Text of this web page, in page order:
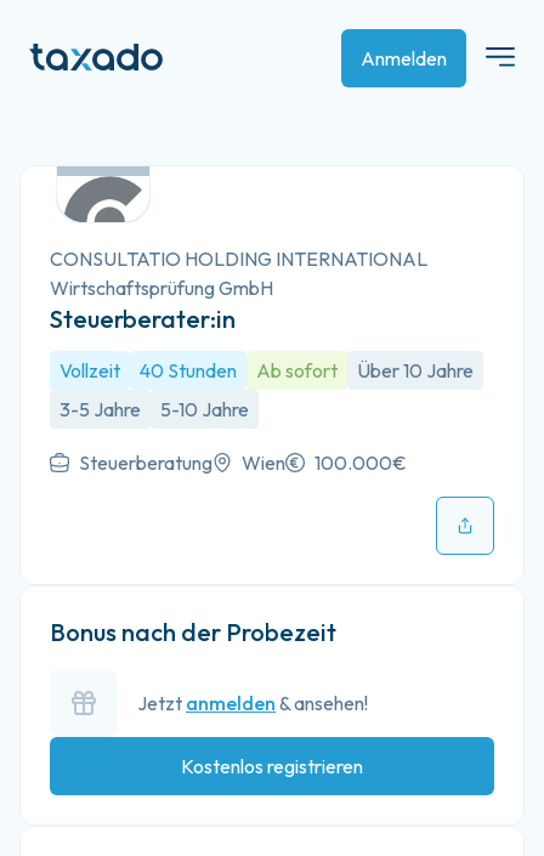
Anmelden
CONSULTATIO HOLDING INTERNATIONAL
Wirtschaftsprüfung GmbH
Steuerberater:in
Vollzeit 40 Stunden Ab sofort
Über 10 Jahre
3-5 Jahre
5-10 Jahre
Steuerberatung Wien 100.000€
Bonus nach der Probezeit
Jetzt anmelden & ansehen!
Kostenlos registrieren